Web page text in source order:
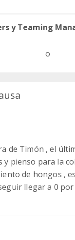
y Teaming
o
de Timón , el
y pienso para la
de hongos ,
llegar a 0